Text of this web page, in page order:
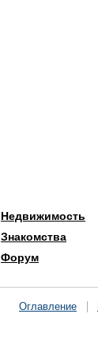
Недвижимость
Знакомства
Форум
Оглавление